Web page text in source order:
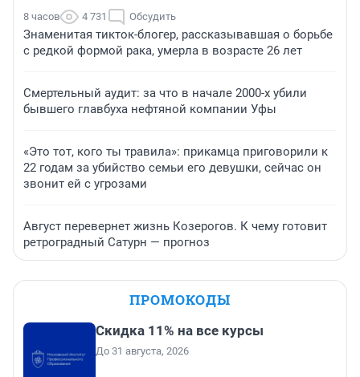
8 часов 4 731 Обсудить
Знаменитая тикток-блогер, рассказывавшая о борьбе
с редкой формой рака, умерла в возрасте 26 лет
Смертельный аудит: за что в начале 2000-х убили
бывшего главбуха нефтяной компании Уфы
«Это тот, кого ты травила»: прикамца приговорили к
22 годам за убийство семьи его девушки, сейчас он
звонит ей с угрозами
Август перевернет жизнь Козерогов. К чему готовит
ретроградный Сатурн — прогноз
ПРОМОКОДЫ
Скидка 11% на все курсы
До 31 августа, 2026